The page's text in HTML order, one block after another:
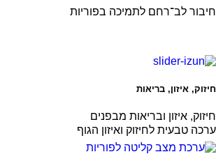
חיבור לב־רחם לתמיכה בפוריות
חיזוק, איזון, בריאות
חיזוק, איזון ובריאות מבפנים
ערכה טבעית לחיזוק ואיזון הגוף